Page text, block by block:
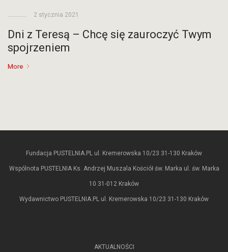
2 stycznia 2021
Dni z Teresą – Chcę się zauroczyć Twym
spojrzeniem
More
Fundacja PUSTELNIA.PL ul. Kremerowska 10/23 31-130 Kraków
Wspólnota PUSTELNIA Ks. Andrzej Muszala Kościół św. Marka ul. św. Marka
10 31-012 Kraków
Wydawnictwo PUSTELNIA.PL ul. Kremerowska 10/23 31-130 Kraków
AKTUALNOŚCI